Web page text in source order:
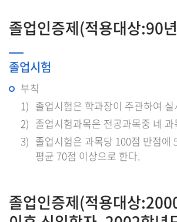
졸업인증제(적용대상:90
졸업시험
부칙
졸업시험은 학과장이 주관하여 실
졸업시험과목은 전공과목중 네
졸업시험은 과목당 100점 만점에
평균 70점 이상으로 한다.
졸업인증제(적용대상